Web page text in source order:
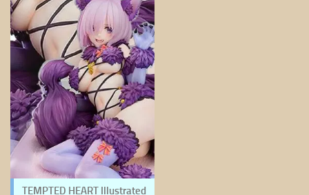
TEMPTED HEART Illustrated